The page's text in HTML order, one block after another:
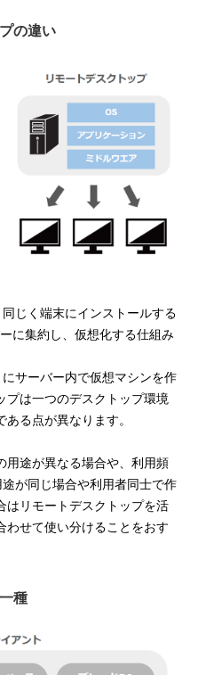
の違い
じく端末にインストールする
に集約し、仮想化する仕組み
サーバー内で仮想マシンを作
プは一つのデスクトップ環境
る点が異なります。
用途が異なる場合や、利用頻
が同じ場合や利用者同士で作
はリモートデスクトップを活
わせて使い分けることをおす
種